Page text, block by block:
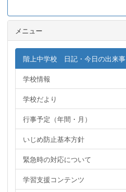
メニュー
階上中学校 日記・今日の出来事
学校情報
学校だより
行事予定（年間・月）
いじめ防止基本方針
緊急時の対応について
学習支援コンテンツ